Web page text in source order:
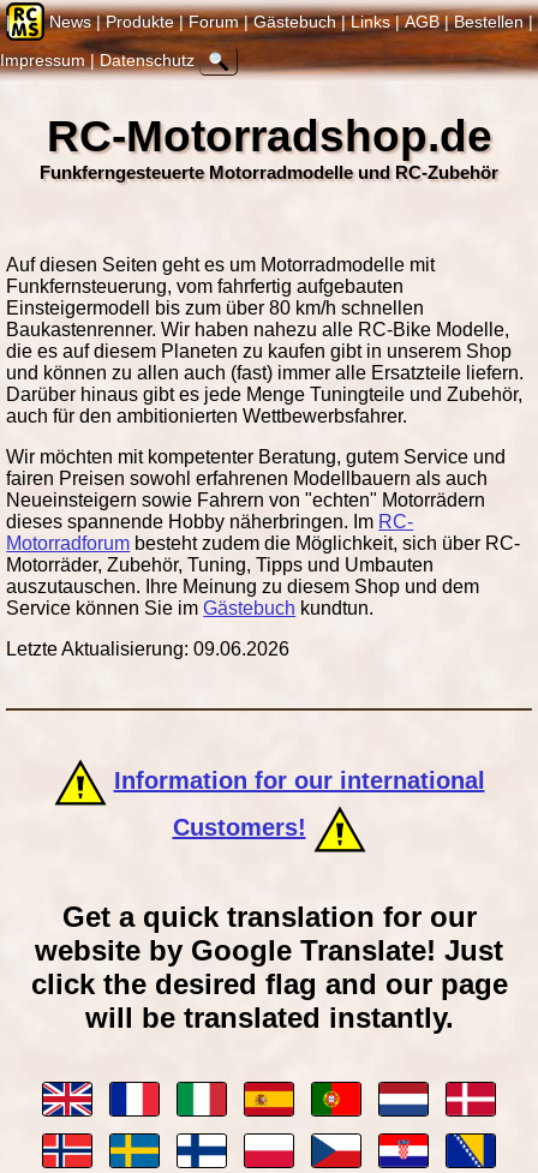
News Pro­duk­te Fo­rum Gäste­buch Links AGB
Bestellen
Impressum
Daten­schutz
RC-Motorradshop.de
Funkferngesteuerte Motorradmodelle und RC-Zubehör
Auf diesen Seiten geht es um Motorradmodelle mit
Funkfernsteuerung, vom fahrfertig aufgebauten
Einsteigermodell bis zum über 80 km/h schnellen
Baukastenrenner. Wir haben nahezu alle RC-Bike Modelle,
die es auf diesem Planeten zu kaufen gibt in unserem Shop
und können zu allen auch (fast) immer alle Ersatzteile liefern.
Darüber hinaus gibt es jede Menge Tuningteile und Zubehör,
auch für den ambitionierten Wettbewerbsfahrer.
Wir möchten mit kompetenter Beratung, gutem Service und
fairen Preisen sowohl erfahrenen Modellbauern als auch
Neueinsteigern sowie Fahrern von "echten" Motorrädern
dieses spannende Hobby näherbringen. Im RC-
Motorradforum besteht zudem die Möglichkeit, sich über RC-
Motorräder, Zubehör, Tuning, Tipps und Umbauten
auszutauschen. Ihre Meinung zu diesem Shop und dem
Service können Sie imGästebuch kundtun.
Letzte Aktualisierung: 09.06.2026
Information for our international
Customers!
Get a quick translation for our
website by Google Translate! Just
click the desired flag and our page
will be translated instantly.